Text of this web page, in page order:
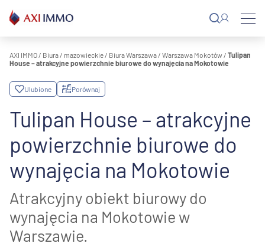
do
treści
AXI IMMO / Biura / mazowieckie / Biura Warszawa / Warszawa Mokotów / Tulipan
House – atrakcyjne powierzchnie biurowe do wynajęcia na Mokotowie
Ulubione Porównaj
Tulipan House – atrakcyjne
powierzchnie biurowe do
wynajęcia na Mokotowie
Atrakcyjny obiekt biurowy do
wynajęcia na Mokotowie w
Warszawie.